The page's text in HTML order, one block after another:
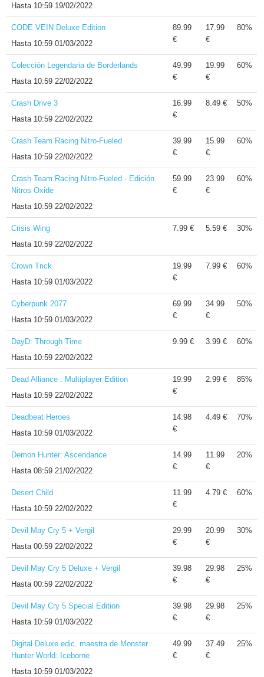
Hasta 10:59 19/02/2022
CODE VEIN Deluxe Edition
Hasta 10:59 01/03/2022
89.99
€
17.99
€
80%
Colección Legendaria de Borderlands
Hasta 10:59 22/02/2022
49.99
€
19.99
€
60%
Crash Drive 3
Hasta 10:59 22/02/2022
16.99
€
8.49 € 50%
Crash Team Racing Nitro-Fueled
Hasta 10:59 22/02/2022
39.99
€
15.99
€
60%
Crash Team Racing Nitro-Fueled - Edición
Nitros Oxide
Hasta 10:59 22/02/2022
59.99
€
23.99
€
60%
Crisis Wing
Hasta 10:59 22/02/2022
7.99 € 5.59 € 30%
Crown Trick
Hasta 10:59 01/03/2022
19.99
€
7.99 € 60%
Cyberpunk 2077
Hasta 10:59 01/03/2022
69.99
€
34.99
€
50%
DayD: Through Time
Hasta 10:59 22/02/2022
9.99 € 3.99 € 60%
Dead Alliance : Multiplayer Edition
Hasta 10:59 22/02/2022
19.99
€
2.99 € 85%
Deadbeat Heroes
Hasta 10:59 01/03/2022
14.98
€
4.49 € 70%
Demon Hunter: Ascendance
Hasta08:59 21/02/2022
14.99
€
11.99
€
20%
Desert Child
Hasta 10:59 22/02/2022
11.99
€
4.79 € 60%
Devil May Cry 5 + Vergil
Hasta00:59 22/02/2022
29.99
€
20.99
€
30%
Devil May Cry 5 Deluxe + Vergil
Hasta00:59 22/02/2022
39.98
€
29.98
€
25%
Devil May Cry 5 Special Edition
Hasta 10:59 01/03/2022
39.98
€
29.98
€
25%
Digital Deluxe edic. maestra de Monster
Hunter World: Iceborne
Hasta 10:59 01/03/2022
49.99
€
37.49
€
25%